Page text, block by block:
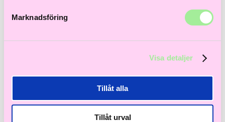
Marknadsföring
Visa detaljer
Tillåt alla
Tillåt urval